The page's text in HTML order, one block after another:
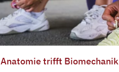
Anatomie trifft Biomechanik